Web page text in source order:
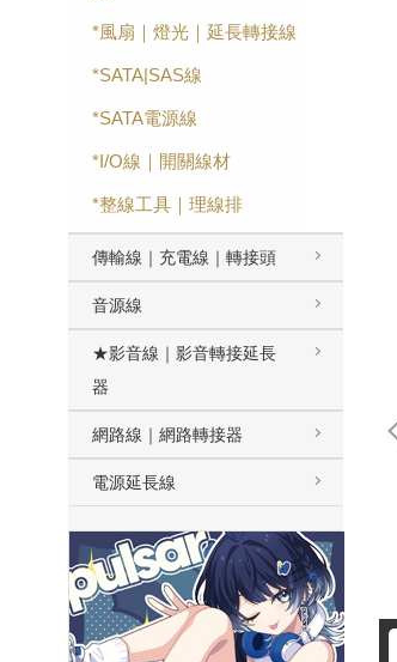
*風扇｜燈光｜延長轉接線
*SATA|SAS線
*SATA電源線
*I/O線｜開關線材
*整線工具｜理線排
傳輸線｜充電線｜轉接頭
音源線
★影音線｜影音轉接延長
器
網路線｜網路轉接器
電源延長線